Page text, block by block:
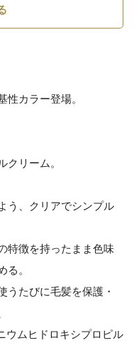
カラー登場。
リーム。
う、クリアでシンプル
特徴を持ったまま色味
。
うたびに毛髪を保護・
ウムヒドロキシプロピル